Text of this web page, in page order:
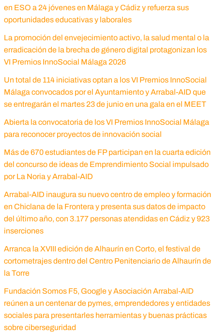
en ESO a 24 jóvenes en Málaga y Cádiz y refuerza sus
oportunidades educativas y laborales
La promoción del envejecimiento activo, la salud mental o la
erradicación de la brecha de género digital protagonizan los
VI Premios InnoSocial Málaga 2026
Un total de 114 iniciativas optan a los VI Premios InnoSocial
Málaga convocados por el Ayuntamiento y Arrabal-AID que
se entregarán el martes 23 de junio en una gala en el MEET
Abierta la convocatoria de los VI Premios InnoSocial Málaga
para reconocer proyectos de innovación social
Más de 670 estudiantes de FP participan en la cuarta edición
del concurso de ideas de Emprendimiento Social impulsado
por La Noria y Arrabal-AID
Arrabal-AID inaugura su nuevo centro de empleo y formación
en Chiclana de la Frontera y presenta sus datos de impacto
del último año, con 3.177 personas atendidas en Cádiz y 923
inserciones
Arranca la XVIII edición de Alhaurín en Corto, el festival de
cortometrajes dentro del Centro Penitenciario de Alhaurín de
la Torre
Fundación Somos F5, Google y Asociación Arrabal-AID
reúnen a un centenar de pymes, emprendedores y entidades
sociales para presentarles herramientas y buenas prácticas
sobre ciberseguridad